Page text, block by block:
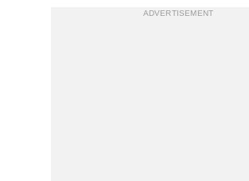
ADVERTISEMENT